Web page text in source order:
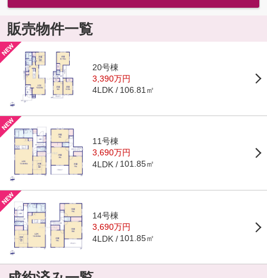
販売物件一覧
20号棟
3,390万円
4LDK 106.81㎡
11号棟
3,690万円
4LDK 101.85㎡
14号棟
3,690万円
4LDK 101.85㎡